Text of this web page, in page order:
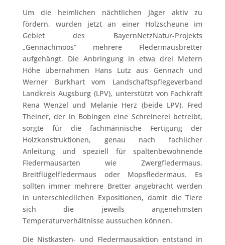
Um die heimlichen nächtlichen Jäger aktiv zu
fördern, wurden jetzt an einer Holzscheune im
Gebiet des BayernNetzNatur-Projekts
„Gennachmoos“ mehrere Fledermausbretter
aufgehängt. Die Anbringung in etwa drei Metern
Höhe übernahmen Hans Lutz aus Gennach und
Werner Burkhart vom Landschaftspflegeverband
Landkreis Augsburg (LPV), unterstützt von Fachkraft
Rena Wenzel und Melanie Herz (beide LPV). Fred
Theiner, der in Bobingen eine Schreinerei betreibt,
sorgte für die fachmännische Fertigung der
Holzkonstruktionen, genau nach fachlicher
Anleitung und speziell für spaltenbewohnende
Fledermausarten wie Zwergfledermaus,
Breitflügelfledermaus oder Mopsfledermaus. Es
sollten immer mehrere Bretter angebracht werden
in unterschiedlichen Expositionen, damit die Tiere
sich die jeweils angenehmsten
Temperaturverhältnisse aussuchen können.
Die Nistkasten- und Fledermausaktion entstand in